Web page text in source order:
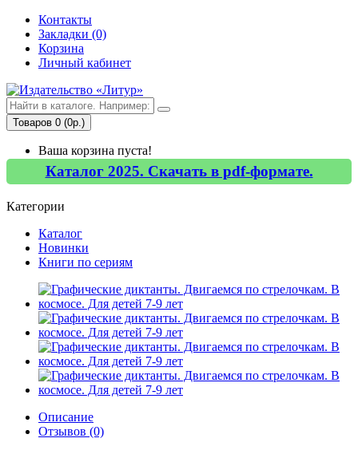
Контакты
Закладки (0)
Корзина
Личный кабинет
Товаров 0 (0р.)
Ваша корзина пуста!
Каталог 2025. Скачать в pdf-формате.
Категории
Каталог
Новинки
Книги по сериям
Описание
Отзывов (0)